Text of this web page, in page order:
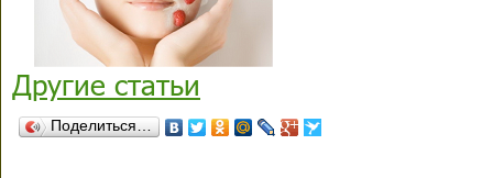
Другие статьи
Поделиться…